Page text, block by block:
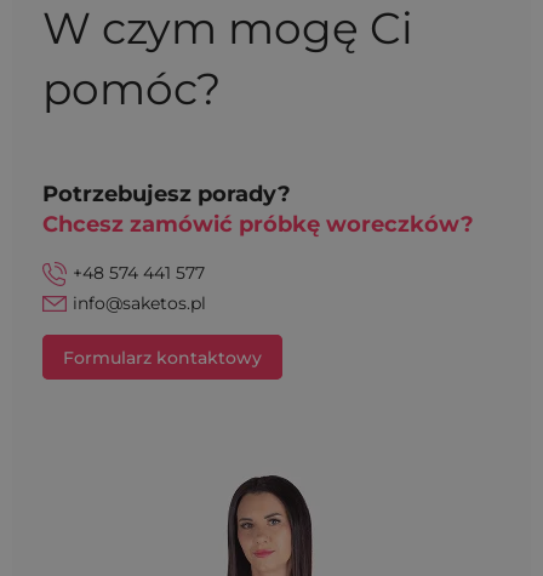
W czym mogę Ci
pomóc?
Potrzebujesz porady?
Chcesz zamówić próbkę woreczków?
+48 574 441 577
info@saketos.pl
Formularz kontaktowy